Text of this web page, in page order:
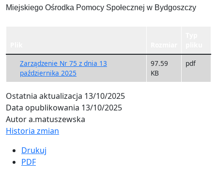
Miejskiego Ośrodka Pomocy Społecznej w Bydgoszczy
Zarządzenie Nr 75 z dnia 13
października 2025
97.59
KB
pdf
Ostatnia aktualizacja 13/10/2025
Data opublikowania 13/10/2025
Autora.matuszewska
Historia zmian
Drukuj
PDF